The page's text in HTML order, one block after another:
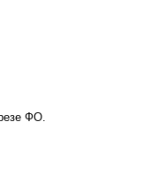
ФО.